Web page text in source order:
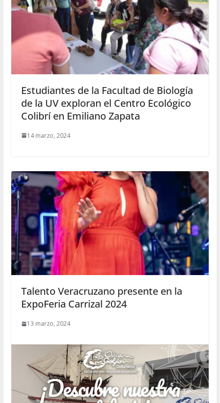
Estudiantes de la Facultad de Biología
de la UV exploran el Centro Ecológico
Colibrí en Emiliano Zapata
14 marzo, 2024
Talento Veracruzano presente en la
ExpoFeria Carrizal 2024
13 marzo, 2024